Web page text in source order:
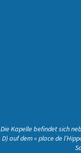
Die Kapelle befindet sich
D) auf dem « place de